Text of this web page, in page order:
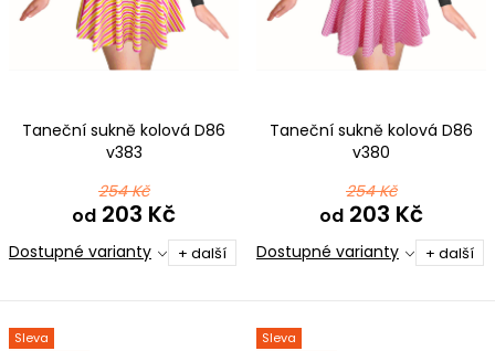
Taneční sukně kolová D86
v383
254 Kč
od 203 Kč
Dostupné varianty + další
Taneční sukně kolová D86
v380
254 Kč
od 203 Kč
Dostupné varianty + další
Sleva
Sleva